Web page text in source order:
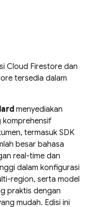
Cloud Firestore dan
tersedia dalam
menyediakan
komprehensif
termasuk SDK
besar bahasa
real-time dan
dalam konfigurasi
region, serta model
praktis dengan
mudah. Edisi ini